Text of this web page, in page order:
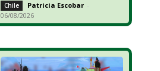
Chile Patricia Escobar -
06/08/2026